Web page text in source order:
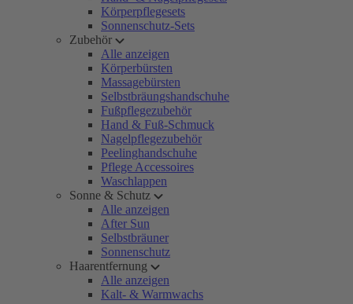
Körperpflegesets
Sonnenschutz-Sets
Zubehör
Alle anzeigen
Körperbürsten
Massagebürsten
Selbstbräungshandschuhe
Fußpflegezubehör
Hand & Fuß-Schmuck
Nagelpflegezubehör
Peelinghandschuhe
Pflege Accessoires
Waschlappen
Sonne & Schutz
Alle anzeigen
After Sun
Selbstbräuner
Sonnenschutz
Haarentfernung
Alle anzeigen
Kalt- & Warmwachs